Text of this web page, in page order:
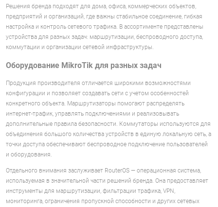
Решения бренда подходят для дома, офиса, коммерческих объектов,
предприятий и организаций, где важны стабильное соединение, гибкая
настройка и контроль сетевого трафика. В ассортименте представлены
устройства для разных задач: маршрутизации, беспроводного доступа,
коммутации и организации сетевой инфраструктуры.
Оборудование MikroTik для разных задач
Продукция производителя отличается широкими возможностями
конфигурации и позволяет создавать сети с учетом особенностей
конкретного объекта. Маршрутизаторы помогают распределять
интернет-трафик, управлять подключениями и реализовывать
дополнительные правила безопасности. Коммутаторы используются для
объединения большого количества устройств в единую локальную сеть, а
точки доступа обеспечивают беспроводное подключение пользователей
и оборудования.
Отдельного внимания заслуживает RouterOS — операционная система,
используемая в значительной части решений бренда. Она предоставляет
инструменты для маршрутизации, фильтрации трафика, VPN,
мониторинга, ограничения пропускной способности и других сетевых